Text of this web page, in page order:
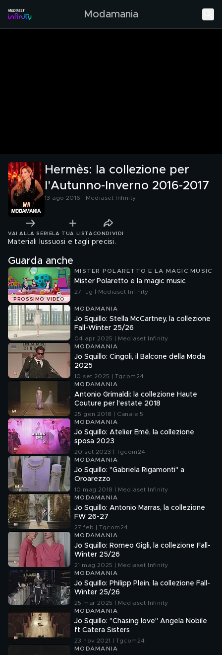
Modamania
Hermès: la collezione per
l'Autunno-Inverno 2016-2017
13 ago 2016 | Mediaset Infinity
VAI ALLA SERIE LA TUA LISTA CONDIVIDI
Materiali lussuosi e tagli precisi.
Guarda anche
PROSSIMO VIDEO
MISTER POLARETTO E LA MAGIC MUSIC
Mister Polaretto e la magic music
27 lug | Mediaset Infinity
MODAMANIA
Jo Squillo: Stella McCartney, la collezione
Fall-Winter 25/26
04 apr 2025 | Mediaset Infinity
MODAMANIA
Jo Squillo: Cingoli, il Balcone della Moda
2025
10 set 2025 | Tgcom24
MODAMANIA
Antonio Grimaldi: la collezione Haute
Couture per l'estate 2018
25 gen 2018 | Canale 5
MODAMANIA
Jo Squillo: Atelier Emé, la collezione
sposa 2023
20 set 2023 | Tgcom24
MODAMANIA
Jo Squillo: "Gabriela Rigamonti" a
Oroarezzo
10 mag 2018 | Mediaset Infinity
MODAMANIA
Jo Squillo: Antonio Marras, la collezione
FW 26-27
27 feb | Tgcom24
MODAMANIA
Jo Squillo: Romeo Gigli, la collezione Fall-
Winter 25/26
21 mag 2025 | Mediaset Infinity
MODAMANIA
Jo Squillo: Philipp Plein, la collezione Fall-
Winter 25/26
25 mar 2025 | Mediaset Infinity
MODAMANIA
Jo Squillo: "Chasing love" Angela Nobile
ft Catera Sisters
23 nov 2021 | Tgcom24
MODAMANIA